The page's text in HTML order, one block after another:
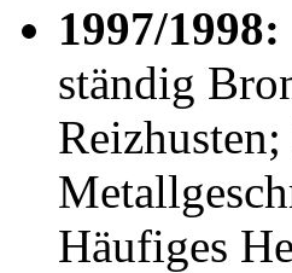
1997/1998:
ständig
Häufiges